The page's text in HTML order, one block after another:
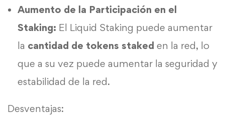
Aumento de la Participación en el
Staking: El Liquid Staking puede aumentar
la cantidad de tokens staked en la red, lo
que a su vez puede aumentar la seguridad y
estabilidad de la red.
Desventajas: